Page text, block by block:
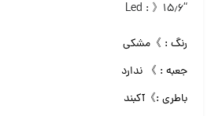
“Led : 》۱۵٫۶
رنگ : 》مشکی
جعبه : 》 ندارد
باطری :》آکبند